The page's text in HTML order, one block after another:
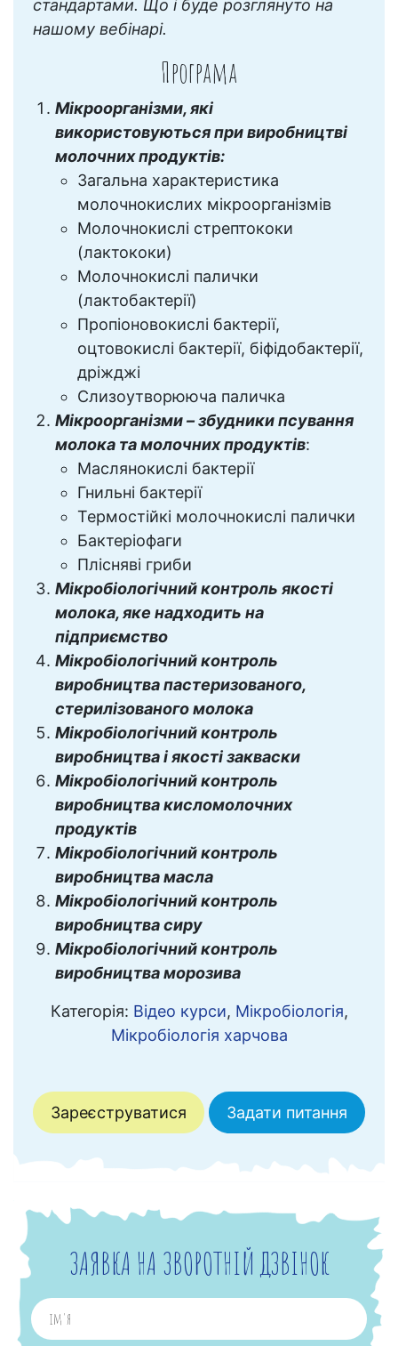
стандартами. Що і буде розглянуто на
нашому вебінарі.
Програма
Мікроорганізми, які
використовуються при виробництві
молочних продуктів:
Загальна характеристика
молочнокислих мікроорганізмів
Молочнокислі стрептококи
(лактококи)
Молочнокислі палички
(лактобактерії)
Пропіоновокислі бактерії,
оцтовокислі бактерії, біфідобактерії,
дріжджі
Слизоутворююча паличка
Мікроорганізми – збудники псування
молока та молочних продуктів:
Маслянокислі бактерії
Гнильні бактерії
Термостійкі молочнокислі палички
Бактеріофаги
Плісняві гриби
Мікробіологічний контроль якості
молока, яке надходить на
підприємство
Мікробіологічний контроль
виробництва пастеризованого,
стерилізованого молока
Мікробіологічний контроль
виробництва і якості закваски
Мікробіологічний контроль
виробництва кисломолочних
продуктів
Мікробіологічний контроль
виробництва масла
Мікробіологічний контроль
виробництва сиру
Мікробіологічний контроль
виробництва морозива
Категорія: Відео курси, Мікробіологія,
Мікробіологія харчова
Зареєструватися Задати питання
ЗАЯВКА НА ЗВОРОТНІЙ ДЗВІНОК